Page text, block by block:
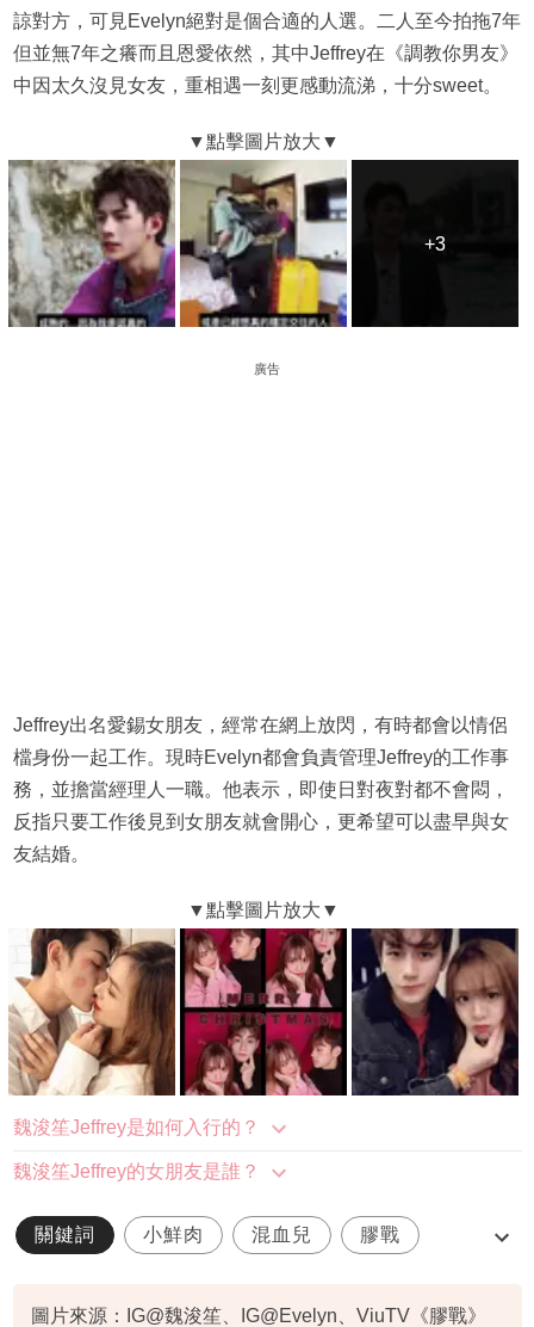
諒對方，可見Evelyn絕對是個合適的人選。二人至今拍拖7年
但並無7年之癢而且恩愛依然，其中Jeffrey在《調教你男友》
中因太久沒見女友，重相遇一刻更感動流涕，十分sweet。
+3
+3
廣告
Jeffrey出名愛錫女朋友，經常在網上放閃，有時都會以情侶
檔身份一起工作。現時Evelyn都會負責管理Jeffrey的工作事
務，並擔當經理人一職。他表示，即使日對夜對都不會悶，
反指只要工作後見到女朋友就會開心，更希望可以盡早與女
友結婚。
魏浚笙Jeffrey是如何入行的？
魏浚笙Jeffrey的女朋友是誰？
關鍵詞 小鮮肉 混血兒 膠戰
圖片來源：IG@魏浚笙、IG@Evelyn、ViuTV《膠戰》